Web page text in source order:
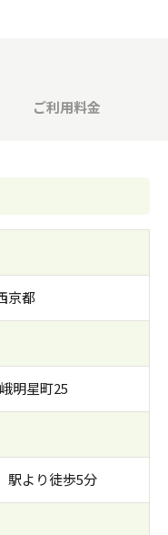
ご利用料金
京都
明星町25
駅より徒歩5分